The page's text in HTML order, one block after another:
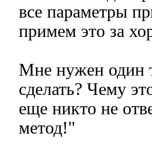
все параметры
примем это за
Мне нужен один
сделать? Чему
еще никто не
метод!"